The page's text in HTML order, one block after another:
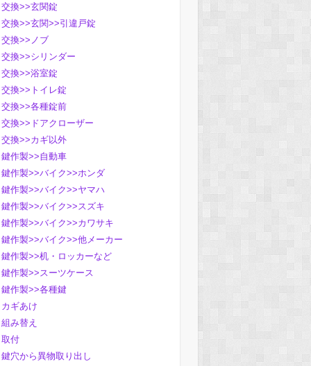
交換>>玄関錠
交換>>玄関>>引違戸錠
交換>>ノブ
交換>>シリンダー
交換>>浴室錠
交換>>トイレ錠
交換>>各種錠前
交換>>ドアクローザー
交換>>カギ以外
鍵作製>>自動車
鍵作製>>バイク>>ホンダ
鍵作製>>バイク>>ヤマハ
鍵作製>>バイク>>スズキ
鍵作製>>バイク>>カワサキ
鍵作製>>バイク>>他メーカー
鍵作製>>机・ロッカーなど
鍵作製>>スーツケース
鍵作製>>各種鍵
カギあけ
組み替え
取付
鍵穴から異物取り出し